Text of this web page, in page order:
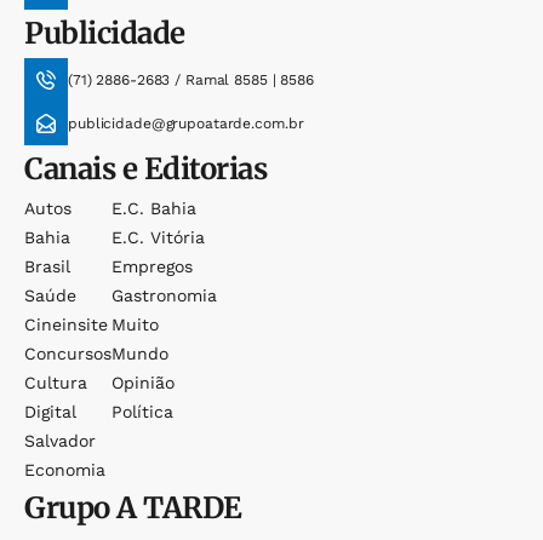
Publicidade
(71) 2886-2683 / Ramal 8585 | 8586
publicidade@grupoatarde.com.br
Canais e Editorias
Autos
Bahia
Brasil
Saúde
Cineinsite
Concursos
Cultura
Digital
Salvador
Economia
E.c. Bahia
E.c. Vitória
Empregos
Gastronomia
Muito
Mundo
Opinião
Política
GrupoA TARDE